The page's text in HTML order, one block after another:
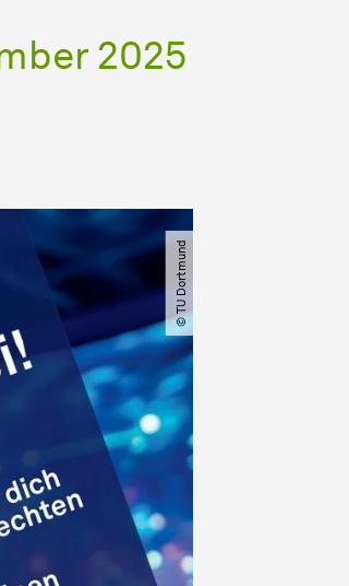
2025
© TU Dortmund